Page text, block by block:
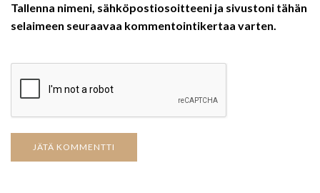
Tallenna nimeni, sähköpostiosoitteeni ja sivustoni tähän
selaimeen seuraavaa kommentointikertaa varten.